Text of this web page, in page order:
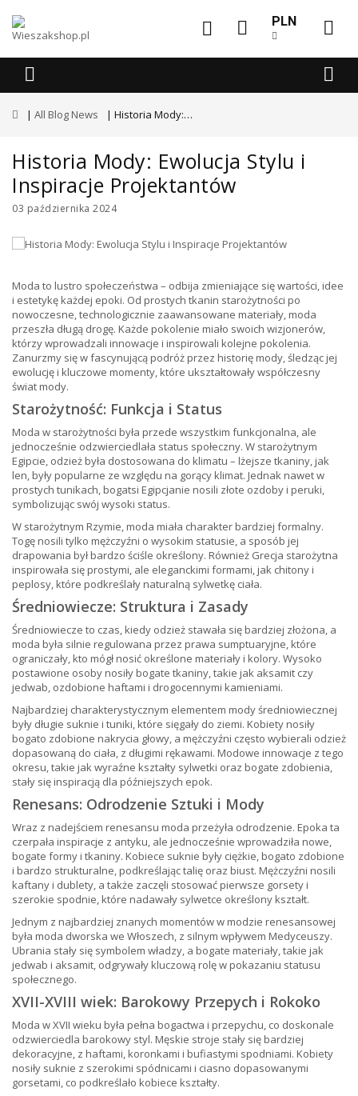
PLN
All Blog News Historia Mody: Ewolucja Stylu i Inspiracje Projektantów
Historia Mody: Ewolucja Stylu i
Inspiracje Projektantów
03 października 2024
Moda to lustro społeczeństwa – odbija zmieniające się wartości, idee
i estetykę każdej epoki. Od prostych tkanin starożytności po
nowoczesne, technologicznie zaawansowane materiały, moda
przeszła długą drogę. Każde pokolenie miało swoich wizjonerów,
którzy wprowadzali innowacje i inspirowali kolejne pokolenia.
Zanurzmy się w fascynującą podróż przez historię mody, śledząc jej
ewolucję i kluczowe momenty, które ukształtowały współczesny
świat mody.
Starożytność: Funkcja i Status
Moda w starożytności była przede wszystkim funkcjonalna, ale
jednocześnie odzwierciedlała status społeczny. W starożytnym
Egipcie, odzież była dostosowana do klimatu – lżejsze tkaniny, jak
len, były popularne ze względu na gorący klimat. Jednak nawet w
prostych tunikach, bogatsi Egipcjanie nosili złote ozdoby i peruki,
symbolizując swój wysoki status.
W starożytnym Rzymie, moda miała charakter bardziej formalny.
Togę nosili tylko mężczyźni o wysokim statusie, a sposób jej
drapowania był bardzo ściśle określony. Również Grecja starożytna
inspirowała się prostymi, ale eleganckimi formami, jak chitony i
peplosy, które podkreślały naturalną sylwetkę ciała.
Średniowiecze: Struktura i Zasady
Średniowiecze to czas, kiedy odzież stawała się bardziej złożona, a
moda była silnie regulowana przez prawa sumptuaryjne, które
ograniczały, kto mógł nosić określone materiały i kolory. Wysoko
postawione osoby nosiły bogate tkaniny, takie jak aksamit czy
jedwab, ozdobione haftami i drogocennymi kamieniami.
Najbardziej charakterystycznym elementem mody średniowiecznej
były długie suknie i tuniki, które sięgały do ziemi. Kobiety nosiły
bogato zdobione nakrycia głowy, a mężczyźni często wybierali odzież
dopasowaną do ciała, z długimi rękawami. Modowe innowacje z tego
okresu, takie jak wyraźne kształty sylwetki oraz bogate zdobienia,
stały się inspiracją dla późniejszych epok.
Renesans: Odrodzenie Sztuki i Mody
Wraz z nadejściem renesansu moda przeżyła odrodzenie. Epoka ta
czerpała inspiracje z antyku, ale jednocześnie wprowadziła nowe,
bogate formy i tkaniny. Kobiece suknie były ciężkie, bogato zdobione
i bardzo strukturalne, podkreślając talię oraz biust. Mężczyźni nosili
kaftany i dublety, a także zaczęli stosować pierwsze gorsety i
szerokie spodnie, które nadawały sylwetce określony kształt.
Jednym z najbardziej znanych momentów w modzie renesansowej
była moda dworska we Włoszech, z silnym wpływem Medyceuszy.
Ubrania stały się symbolem władzy, a bogate materiały, takie jak
jedwab i aksamit, odgrywały kluczową rolę w pokazaniu statusu
społecznego.
XVII-XVIII wiek: Barokowy Przepych i Rokoko
Moda w XVII wieku była pełna bogactwa i przepychu, co doskonale
odzwierciedla barokowy styl. Męskie stroje stały się bardziej
dekoracyjne, z haftami, koronkami i bufiastymi spodniami. Kobiety
nosiły suknie z szerokimi spódnicami i ciasno dopasowanymi
gorsetami, co podkreślało kobiece kształty.